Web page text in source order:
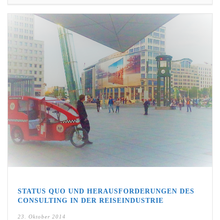
STATUS QUO UND HERAUSFORDERUNGEN DES
CONSULTING IN DER REISEINDUSTRIE
23. Oktober 2014